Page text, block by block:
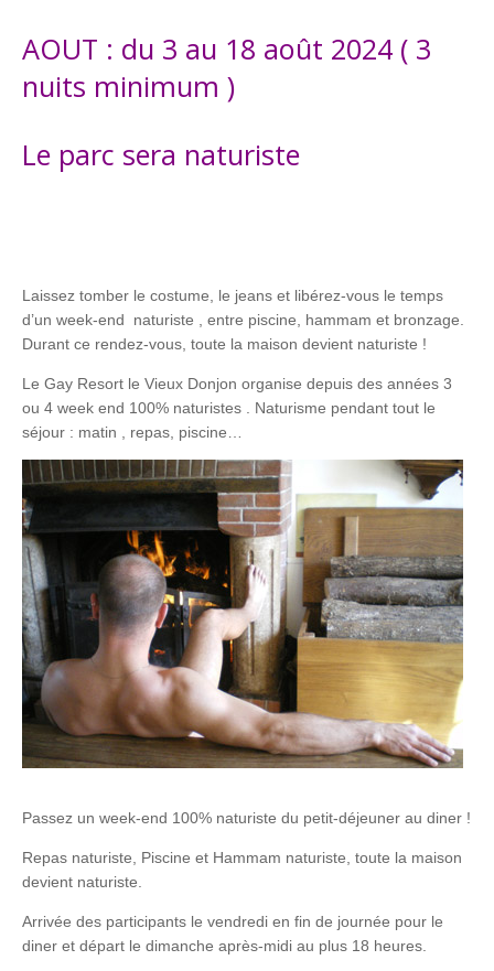
AOUT : du 3 au 18 août 2024 ( 3
nuits minimum )
Le parc sera naturiste
Laissez tomber le costume, le jeans et libérez-vous le temps
d’un week-end naturiste , entre piscine, hammam et bronzage.
Durant ce rendez-vous, toute la maison devient naturiste !
Le Gay Resort le Vieux Donjon organise depuis des années 3
ou 4 week end 100% naturistes . Naturisme pendant tout le
séjour : matin , repas, piscine…
Passez un week-end 100% naturiste du petit-déjeuner au diner !
Repas naturiste, Piscine et Hammam naturiste, toute la maison
devient naturiste.
Arrivée des participants le vendredi en fin de journée pour le
diner et départ le dimanche après-midi au plus 18 heures.